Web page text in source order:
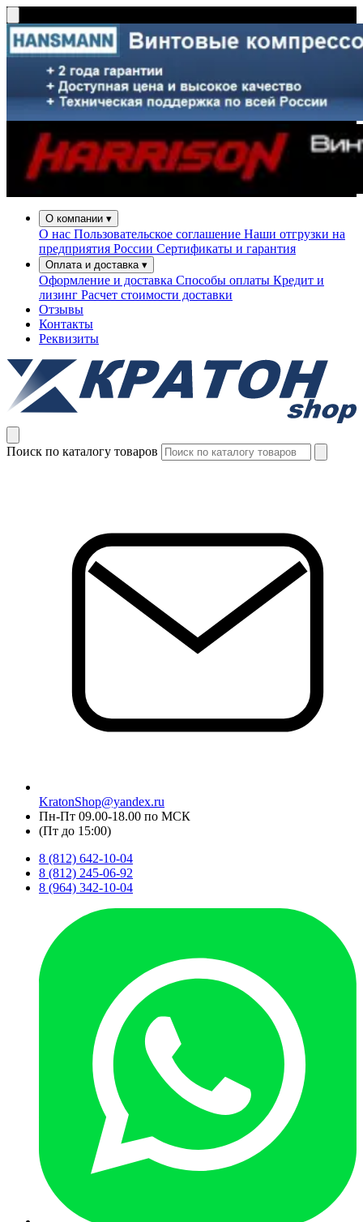
О компании ▾
О нас Пользовательское соглашение Наши отгрузки на
предприятия России Сертификаты и гарантия
Оплата и доставка ▾
Оформление и доставка Способы оплаты Кредит и
лизинг Расчет стоимости доставки
Отзывы
Контакты
Реквизиты
Поиск по каталогу товаров
KratonShop@yandex.ru
Пн-Пт 09.00-18.00 по МСК
(Пт до 15:00)
8 (812) 642-10-04
8 (812) 245-06-92
8 (964) 342-10-04